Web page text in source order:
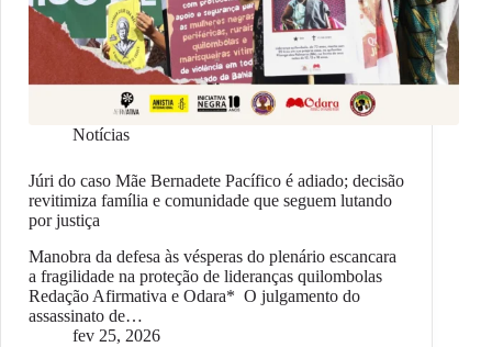
Notícias
Júri do caso Mãe Bernadete Pacífico é adiado; decisão
revitimiza família e comunidade que seguem lutando
por justiça
Manobra da defesa às vésperas do plenário escancara
a fragilidade na proteção de lideranças quilombolas
Redação Afirmativa e Odara* O julgamento do
assassinato de…
fev 25, 2026